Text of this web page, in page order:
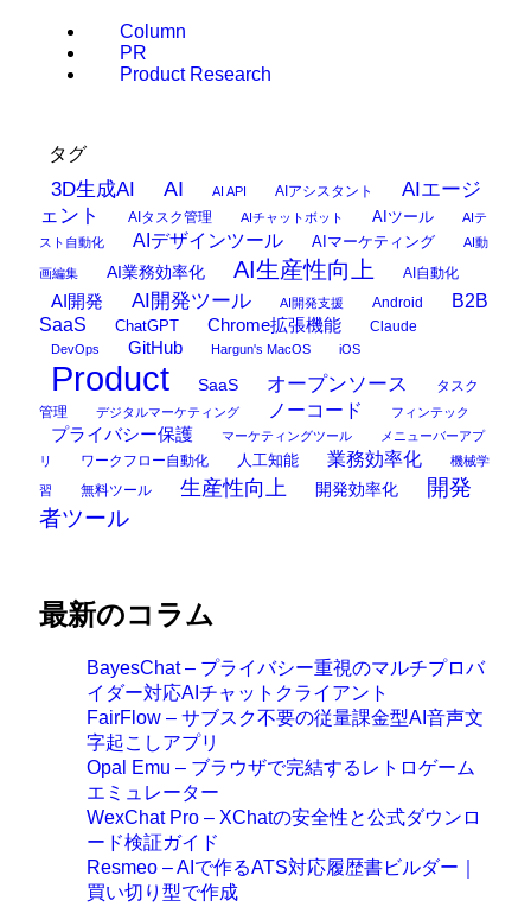
Column
PR
Product Research
タグ
3D生成AI AI AI API AIアシスタント
AIエージ
ェント
AIタスク管理 AIチャットボット AIツール
AIテ
スト自動化
AIデザインツール AIマーケティング AI動
画編集 AI業務効率化 AI生産性向上 AI自動化
AI開発 AI開発ツール AI開発支援 Android
B2B
SaaS
ChatGPT Chrome拡張機能 Claude
DevOps GitHub Hargun's MacOS iOS
Product SaaS オープンソース
タスク
管理
デジタルマーケティング ノーコード フィンテック
プライバシー保護 マーケティングツール
メニューバーアプ
リ
ワークフロー自動化 人工知能 業務効率化 機械学
習 無料ツール 生産性向上 開発効率化
開発
者ツール
最新のコラム
BayesChat – プライバシー重視のマルチプロバ
イダー対応AIチャットクライアント
FairFlow – サブスク不要の従量課金型AI音声文
字起こしアプリ
Opal Emu – ブラウザで完結するレトロゲーム
エミュレーター
WexChat Pro – XChatの安全性と公式ダウンロ
ード検証ガイド
Resmeo – AIで作るATS対応履歴書ビルダー｜
買い切り型で作成